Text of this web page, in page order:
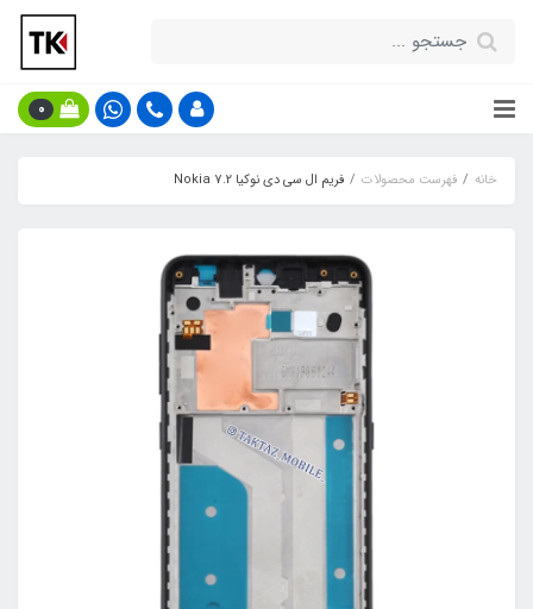
0
خانه فهرست محصولات فریم ال سی دی نوکیا Nokia 7.2